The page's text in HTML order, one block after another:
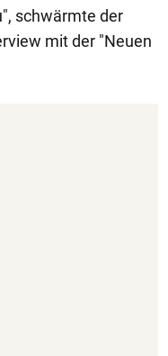
schwärmte der
mit der "Neuen